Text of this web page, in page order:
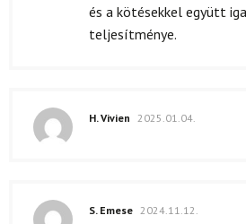
és a kötésekkel együtt
teljesítménye.
H. Vivien 2025.01.04.
S. Emese 2024.11.12.